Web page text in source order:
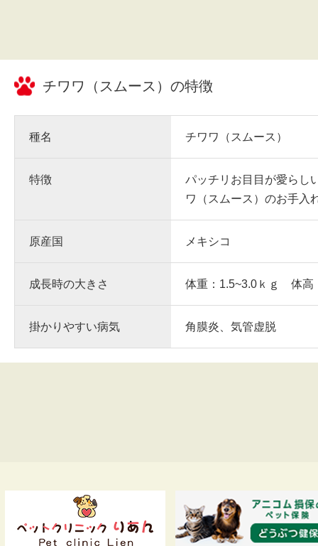
チワワ（スムース） の特徴
種名 チワワ（スムース）
特徴
パッチリお目目が愛らし
ワ（スムース）のお手入
原産国 メキシコ
成長時の大きさ 体重：1.5~3.0ｋｇ 体高
掛かりやすい病気 角膜炎、気管虚脱